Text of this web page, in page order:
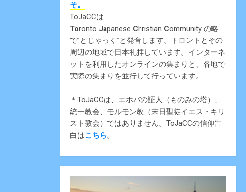
そ。
ToJaCCは
Toronto Japanese Christian Community の略
で”とじゃっく”と発音します。トロントとその
周辺の地域で日本礼拝しています。インターネ
ットを利用したオンラインの集まりと、各地で
実際の集まりを並行して行っています。
＊ToJaCCは、エホバの証人（ものみの塔）、
統一教会、モルモン教（末日聖徒イエス・キリ
スト教会）ではありません。ToJaCCの信仰告
白はこちら。